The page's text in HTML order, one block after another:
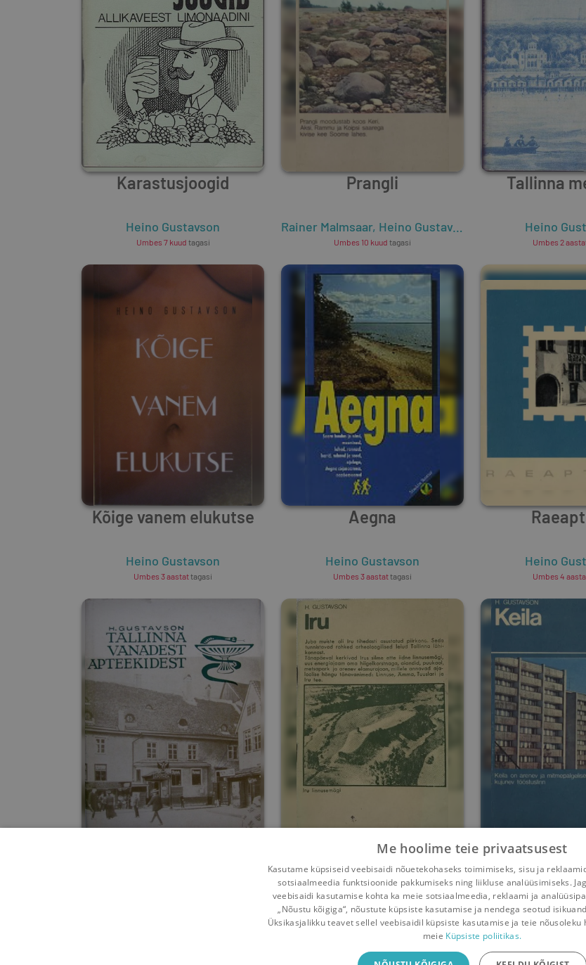
Karastusjoogid
Heino Gustavson
Umbes 7 kuud tagasi
Prangli
Rainer Malmsaar, Heino Gustavson Einar Talström
Umbes 10 kuud tagasi
Tallinna
Heino
Umbes 2
Kõige vanem elukutse
Heino Gustavson
Umbes 3 aastattagasi
Aegna
Heino Gustavson
Umbes 3 aastattagasi
Heino
Umbes 4
Iru
Heino Gustavson
Umbes 5 aastat tagasi
Keila
Heino
Umbes 5
Me hoolime teie privaatsusest
Kasutame küpsiseid veebisaidi nõuetekohaseks toimimiseks, sisu ja
sotsiaalmeedia funktsioonide pakkumiseks ning liikluse analüüsimiseks.
veebisaidi kasutamise kohta ka meie sotsiaalmeedia, reklaami ja
„Nõustu kõigiga“, nõustute küpsiste kasutamise ja nendega seotud
Üksikasjalikku teavet sellel veebisaidil küpsiste kasutamise ja teie nõusoleku
meie Küpsiste poliitikas.